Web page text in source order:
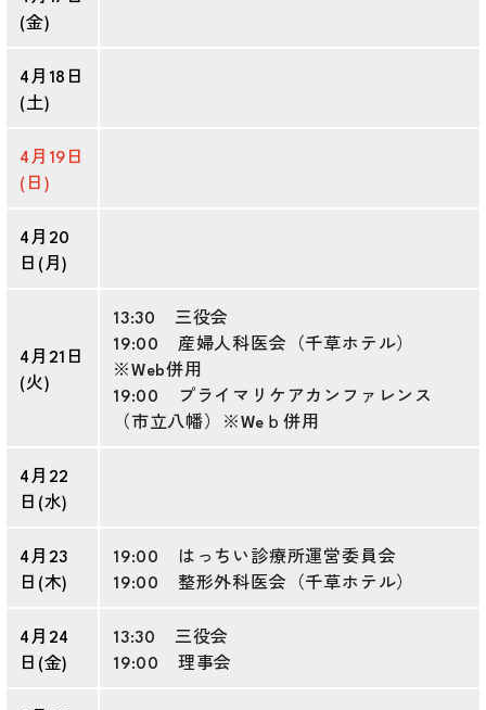
(金)
4月18日
(土)
4月19日
(日)
4月20
日(月)
4月21日
(火)
13:30 三役会
19:00 産婦人科医会（千草ホテル）
※Web併用
19:00 プライマリケアカンファレンス
（市立八幡）※Weｂ併用
4月22
日(水)
4月23
日(木)
19:00 はっちい診療所運営委員会
19:00 整形外科医会（千草ホテル）
4月24
日(金)
13:30 三役会
19:00 理事会